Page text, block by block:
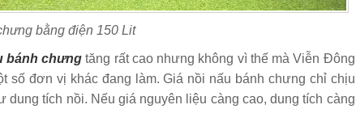
bằng điện 150 Lit
bánh chưng tăng rất cao nhưng không vì thế mà Viễn Đông
đơn vị khác đang làm. Giá nồi nấu bánh chưng chỉ chịu
tích nồi. Nếu giá nguyên liệu càng cao, dung tích càng